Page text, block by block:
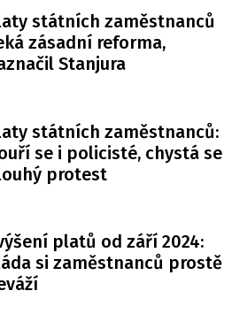
státních zaměstnanců
zásadní reforma,
Stanjura
státních zaměstnanců:
se i policisté, chystá se
protest
platů od září 2024:
si zaměstnanců prostě